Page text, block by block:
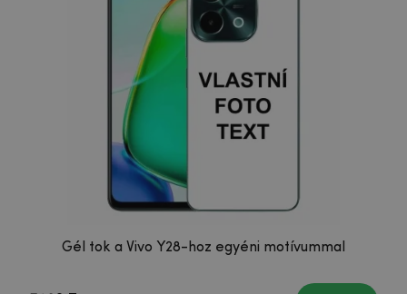
Gél tok a Vivo Y28-hoz egyéni motívummal